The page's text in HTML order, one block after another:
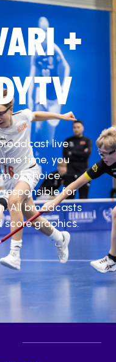
+
live
time, you
of choice.
responsible for
All broadcasts
graphics.